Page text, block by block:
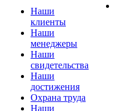
Наши
клиенты
Наши
менеджеры
Наши
свидетельства
Наши
достижения
Охрана труда
Наши